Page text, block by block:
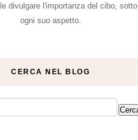
divulgare l'importanza del cibo, sotto
ogni suo aspetto.
CERCA NEL BLOG